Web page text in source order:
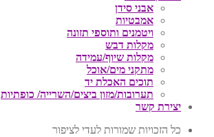
אבני סידן
אמבטיות
ויטמנים ותוספי תזונה
מקלות דבש
מקלות שיוף/עמידה
מתקני מים/אוכל
תוכים האכלת יד
תערובות/מזון ביצים/השרייה/ כופתיות
יצירת קשר
כל הזכויות שמורות לעדי לציפור